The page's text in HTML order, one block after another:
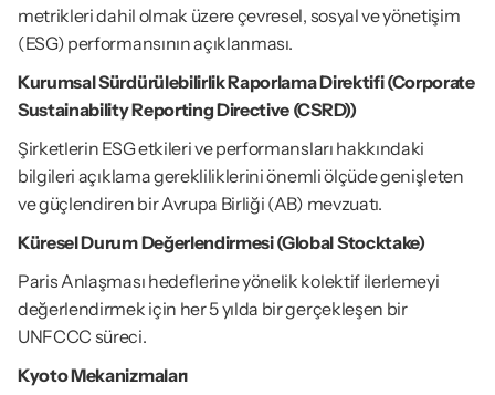
metrikleri dahil olmak üzere çevresel, sosyal ve yönetişim
(ESG) performansının açıklanması.
Kurumsal Sürdürülebilirlik Raporlama Direktifi (Corporate
Sustainability Reporting Directive (CSRD))
Şirketlerin ESG etkileri ve performansları hakkındaki
bilgileri açıklama gerekliliklerini önemli ölçüde genişleten
ve güçlendiren bir Avrupa Birliği (AB) mevzuatı.
Küresel Durum Değerlendirmesi (Global Stocktake)
Paris Anlaşması hedeflerine yönelik kolektif ilerlemeyi
değerlendirmek için her 5 yılda bir gerçekleşen bir
UNFCCC süreci.
Kyoto Mekanizmaları